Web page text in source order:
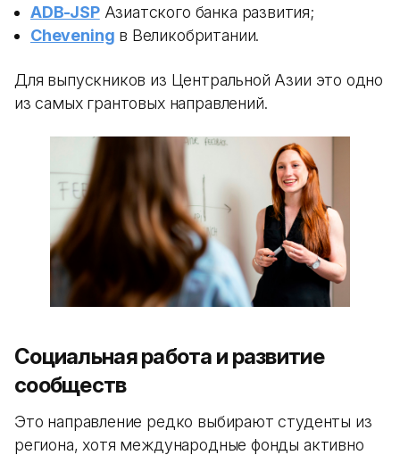
ADB-JSPАзиатского банка развития;
Chevening в Великобритании.
Для выпускников из Центральной Азии это одно
из самых грантовых направлений.
Социальная работа и развитие
сообществ
Это направление редко выбирают студенты из
региона, хотя международные фонды активно